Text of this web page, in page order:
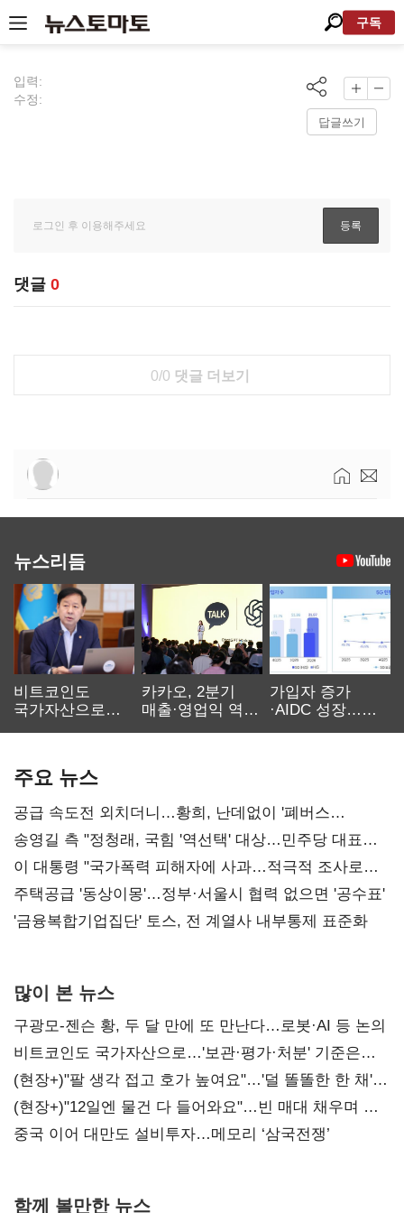
구독
입력:
수정:
답글쓰기
댓글 0
0/0 댓글 더보기
뉴스리듬
비트코인도
국가자산으로…'
카카오, 2분기
매출·영업익 역대
가입자 증가
·AIDC 성장…
주요 뉴스
공급 속도전 외치더니…황희, 난데없이 '폐버스
리모델링' 제안
송영길 측 "정청래, 국힘 '역선택' 대상…민주당 대표로
총선 지휘 못해"
이 대통령 "국가폭력 피해자에 사과…적극적 조사로
진실 밝혀야"
주택공급 '동상이몽'…정부·서울시 협력 없으면 '공수표'
'금융복합기업집단' 토스, 전 계열사 내부통제 표준화
많이 본 뉴스
구광모-젠슨 황, 두 달 만에 또 만난다…로봇·AI 등 논의
비트코인도 국가자산으로…'보관·평가·처분' 기준은
숙제
(현장+)"팔 생각 접고 호가 높여요"…'덜 똘똘한 한 채'
20억 키맞추기
(현장+)"12일엔 물건 다 들어와요"…빈 매대 채우며 문
연 홈플러스
중국 이어 대만도 설비투자…메모리 ‘삼국전쟁’
함께 볼만한 뉴스